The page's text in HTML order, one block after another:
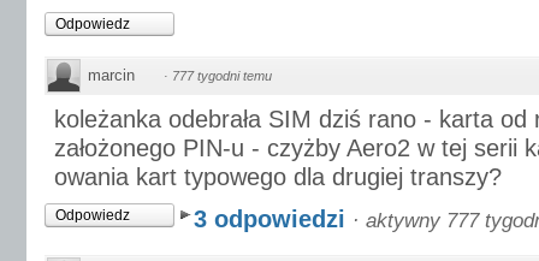
Odpowiedz
marcin · 777 tygodni temu
koleżanka odebrała SIM dziś rano - karta
założonego PIN-u - czyżby Aero2 w tej serii
owania kart typowego dla drugiej transzy?
Odpowiedz 3 odpowiedzi · aktywny 777